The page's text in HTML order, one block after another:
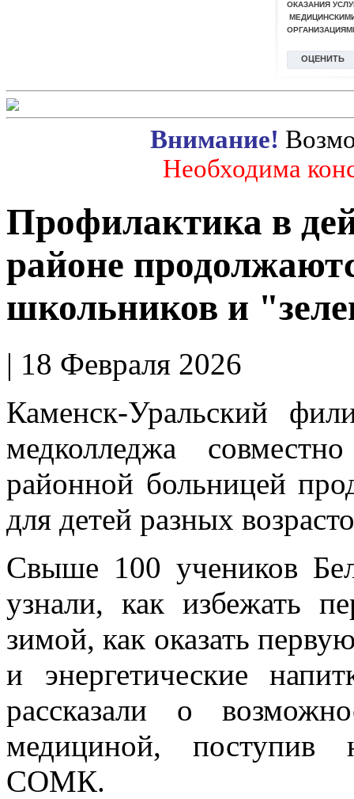
Внимание!
Необходима
Профилактика в
районе
школьников и
| 18 Февраля 2026
Каменск-Уральский
медколледжа
районной больницей
для детей разных
Свыше 100 учеников
узнали, как избежать
зимой, как оказать
и энергетические
рассказали о
медициной, поступив
СОМК.